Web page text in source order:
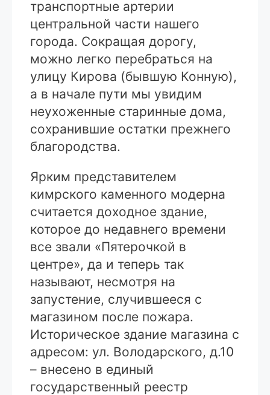
транспортные артерии
центральной части нашего
города. Сокращая дорогу,
можно легко перебраться на
улицу Кирова (бывшую Конную),
а в начале пути мы увидим
неухоженные старинные дома,
сохранившие остатки прежнего
благородства.
Ярким представителем
кимрского каменного модерна
считается доходное здание,
которое до недавнего времени
все звали «Пятерочкой в
центре», да и теперь так
называют, несмотря на
запустение, случившееся с
магазином после пожара.
Историческое здание магазина с
адресом: ул. Володарского, д.10
– внесено в единый
государственный реестр